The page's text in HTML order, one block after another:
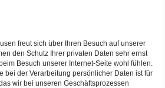
freut sich über Ihren Besuch auf unserer
den Schutz Ihrer privaten Daten sehr ernst
Besuch unserer Internet-Seite wohl fühlen.
bei der Verarbeitung persönlicher Daten ist für
wir bei unseren Geschäftsprozessen